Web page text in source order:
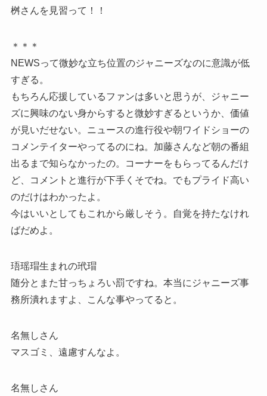
桝さんを見習って！！
＊＊＊
NEWSって微妙な立ち位置のジャニーズなのに意識が低
すぎる。
もちろん応援しているファンは多いと思うが、ジャニー
ズに興味のない身からすると微妙すぎるというか、価値
が見いだせない。ニュースの進行役や朝ワイドショーの
コメンテイターやってるのにね。加藤さんなど朝の番組
出るまで知らなかったの。コーナーをもらってるんだけ
ど、コメントと進行が下手くそでね。でもプライド高い
のだけはわかったよ。
今はいいとしてもこれから厳しそう。自覚を持たなけれ
ばだめよ。
珸瑶瑁生まれの玳瑁
随分とまた甘っちょろい罰ですね。本当にジャニーズ事
務所潰れますよ、こんな事やってると。
名無しさん
マスゴミ、遠慮すんなよ。
名無しさん